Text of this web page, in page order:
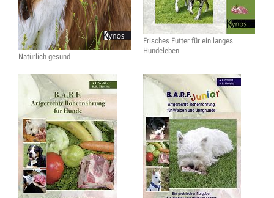
Natürlich gesund
Frisches Futter für ein langes
Hundeleben